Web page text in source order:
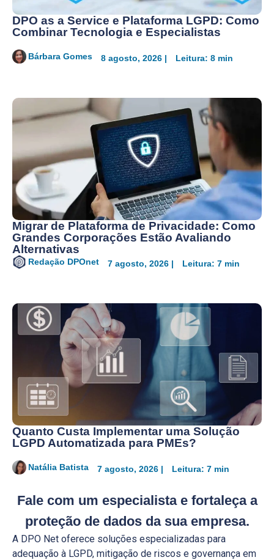
DPO as a Service e Plataforma LGPD: Como
Combinar Tecnologia e Especialistas
Bárbara Gomes 8 agosto, 2026 | Leitura: 8 min
Migrar de Plataforma de Privacidade: Como
Grandes Corporações Estão Avaliando
Alternativas
Redação DPOnet 7 agosto, 2026 | Leitura: 7 min
Quanto Custa Implementar uma Solução
LGPD Automatizada para PMEs?
Natália Batista 7 agosto, 2026 | Leitura: 7 min
Fale com um especialistae fortaleça a
proteção de dados da sua empresa.
A DPO Net oferece soluções especializadas para
adequação à LGPD, mitigação de riscos e governança em